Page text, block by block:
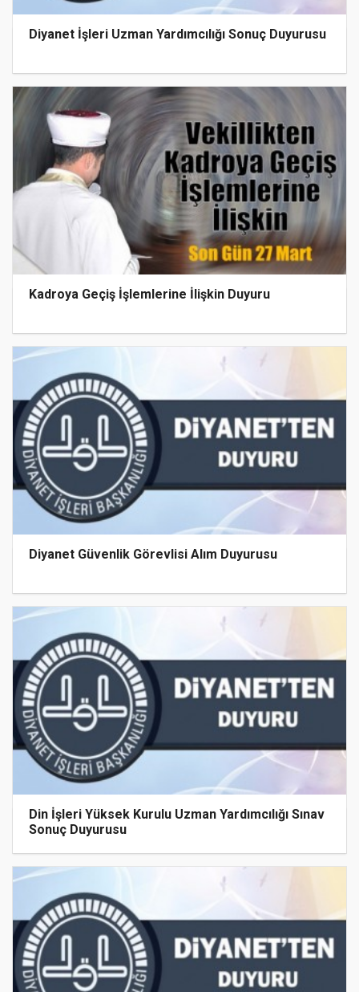
Diyanet İşleri Uzman Yardımcılığı Sonuç Duyurusu
Kadroya Geçiş İşlemlerine İlişkin Duyuru
Diyanet Güvenlik Görevlisi Alım Duyurusu
Din İşleri Yüksek Kurulu Uzman Yardımcılığı Sınav
Sonuç Duyurusu